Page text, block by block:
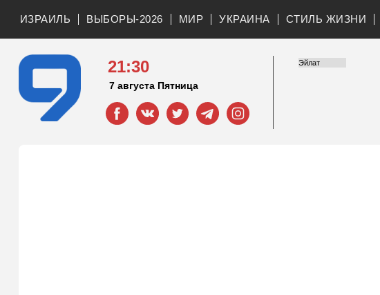
ИЗРАИЛЬ ВЫБОРЫ-2026 МИР УКРАИНА СТИЛЬ ЖИЗНИ
21:30
7 августа Пятница